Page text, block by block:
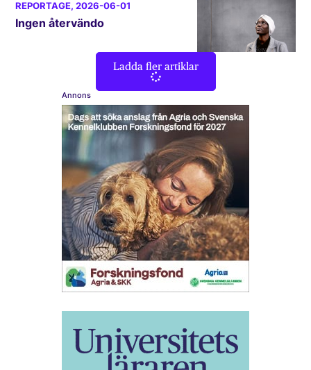
REPORTAGE, 2026-06-01
Ingen återvändo
Ladda fler artiklar
Annons